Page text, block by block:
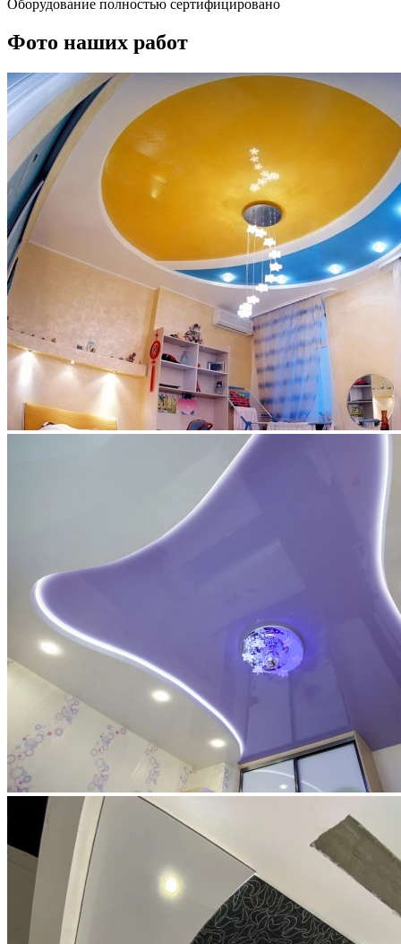
Оборудование полностью сертифицировано
Фото наших работ